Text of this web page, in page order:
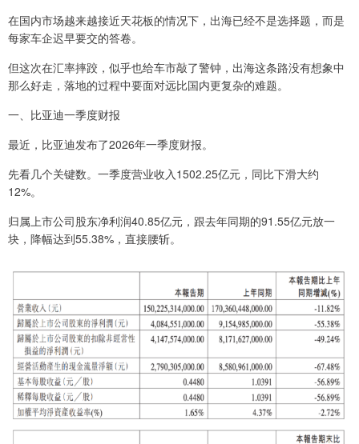
在国内市场越来越接近天花板的情况下，出海已经不是选择题，而是
每家车企迟早要交的答卷。
但这次在汇率摔跤，似乎也给车市敲了警钟，出海这条路没有想象中
那么好走，落地的过程中要面对远比国内更复杂的难题。
一、比亚迪一季度财报
最近，比亚迪发布了2026年一季度财报。
先看几个关键数。一季度营业收入1502.25亿元，同比下滑大约
12%。
归属上市公司股东净利润40.85亿元，跟去年同期的91.55亿元放一
块，降幅达到55.38%，直接腰斩。